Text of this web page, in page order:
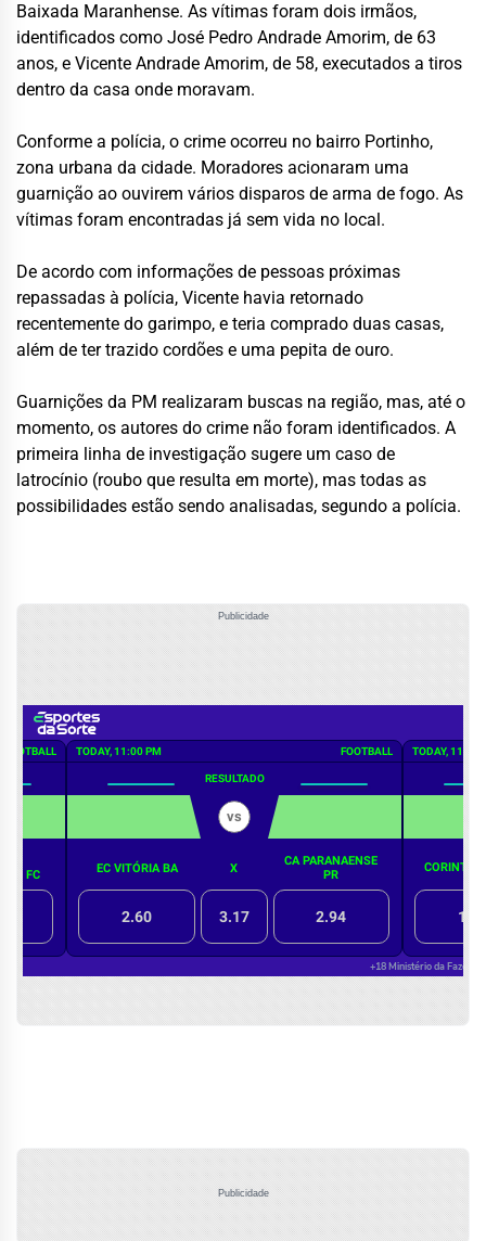
Baixada Maranhense. As vítimas foram dois irmãos,
identificados como José Pedro Andrade Amorim, de 63
anos, e Vicente Andrade Amorim, de 58, executados a tiros
dentro da casa onde moravam.
Conforme a polícia, o crime ocorreu no bairro Portinho,
zona urbana da cidade. Moradores acionaram uma
guarnição ao ouvirem vários disparos de arma de fogo. As
vítimas foram encontradas já sem vida no local.
De acordo com informações de pessoas próximas
repassadas à polícia, Vicente havia retornado
recentemente do garimpo, e teria comprado duas casas,
além de ter trazido cordões e uma pepita de ouro.
Guarnições da PM realizaram buscas na região, mas, até o
momento, os autores do crime não foram identificados. A
primeira linha de investigação sugere um caso de
latrocínio (roubo que resulta em morte), mas todas as
possibilidades estão sendo analisadas, segundo a polícia.
Publicidade
Publicidade